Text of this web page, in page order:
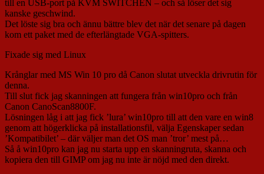
till en USB-port på KVM SWITCHEN – och så löser det sig
kanske geschwind.
Det löste sig bra och ännu bättre blev det när det senare på dagen
kom ett paket med de efterlängtade VGA-spitters.
Fixade sig med Linux
Krånglar med MS Win 10 pro då Canon slutat utveckla drivrutin för
denna.
Till slut fick jag skanningen att fungera från win10pro och från
Canon CanoScan8800F.
Lösningen låg i att jag fick ’lura’ win10pro till att den vare en win8
genom att högerklicka på installationsfil, välja Egenskaper sedan
’Kompatibilet’ – där väljer man det OS man ’tror’ mest på…
Så å win10pro kan jag nu starta upp en skanningruta, skanna och
kopiera den till GIMP om jag nu inte är nöjd med den direkt.